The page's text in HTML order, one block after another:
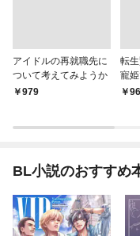
アイドルの再就職先に
ついて考えてみようか
￥979
転
寵
￥
BL小説のおすすめ